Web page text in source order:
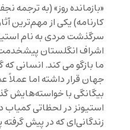
«بازمانده روز» (به ترجمه
کارنامه) یکی از مهم‌ترین
سرگذشت مردی به نام
اشراف انگلستان پیشخدمت
ما بازگو می کند. انسانی
جهان قرار داشته اما عملاً
بیگانگی با خواسته‌هایش
استیونز در لحظاتی کمیاب
زندگانی‌ای که در پیش